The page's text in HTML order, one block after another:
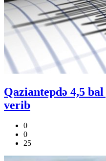
Qaziantepdə 4,5
verib
0
0
25